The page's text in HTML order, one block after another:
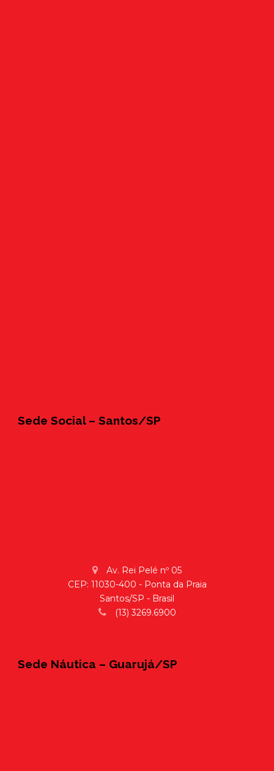
Sede Social – Santos/SP
Av. Rei Pelé nº 05
CEP: 11030-400 - Ponta da Praia
Santos/SP - Brasil
(13) 3269.6900
Sede Náutica – Guarujá/SP